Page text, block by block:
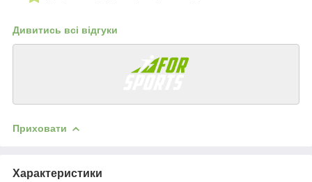
Дивитись всі відгуки
Приховати
Характеристики